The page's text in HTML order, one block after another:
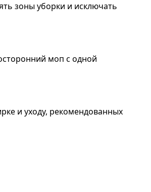
зоны уборки и исключать
моп с одной
и уходу, рекомендованных